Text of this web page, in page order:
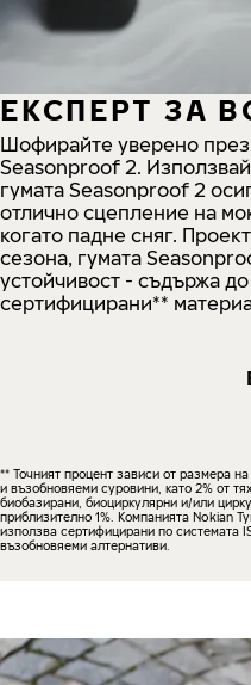
ЕКСПЕРТ ЗА
Шофирайте уверено през
Seasonproof 2.
гумата Seasonproof 2
отлично сцепление на
когато падне сняг.
сезона, гумата
устойчивост - съдържа
сертифицирани**
** Точният процент зависи от размера
и възобновяеми суровини, като 2% от
биобазирани, биоциркулярни и/или
приблизително 1%. Компанията Nokian
използва сертифицирани по системата
възобновяеми алтернативи.